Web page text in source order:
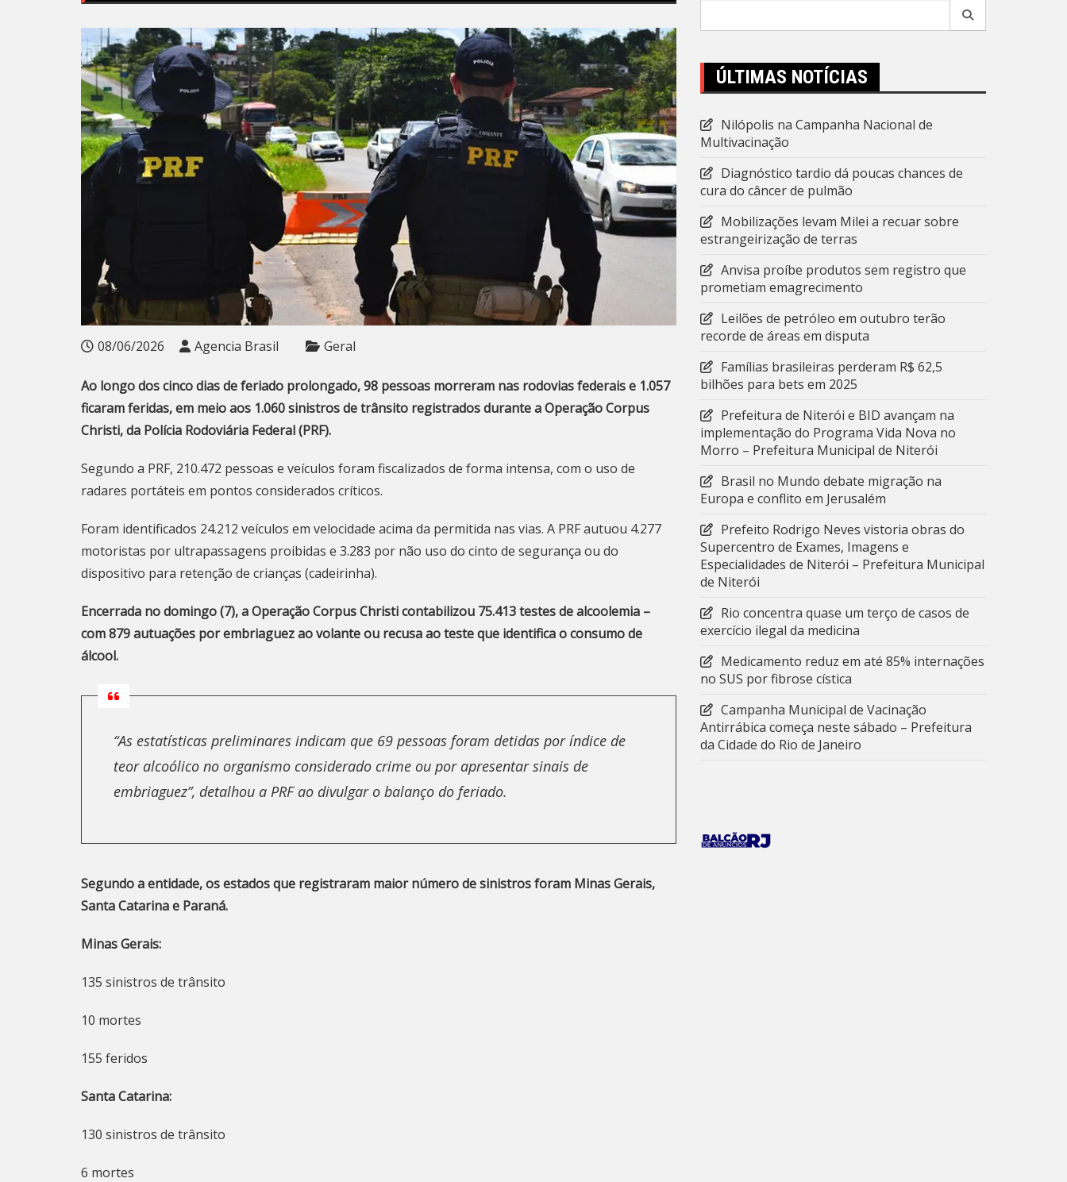
08/06/2026 Agencia Brasil Geral
Ao longo dos cinco dias de feriado prolongado, 98 pessoas morreram nas rodovias federais e 1.057
ficaram feridas, em meio aos 1.060 sinistros de trânsito registrados durante a Operação Corpus
Christi, da Polícia Rodoviária Federal (PRF).
Segundo a PRF, 210.472 pessoas e veículos foram fiscalizados de forma intensa, com o uso de
radares portáteis em pontos considerados críticos.
Foram identificados 24.212 veículos em velocidade acima da permitida nas vias. A PRF autuou 4.277
motoristas por ultrapassagens proibidas e 3.283 por não uso do cinto de segurança ou do
dispositivo para retenção de crianças (cadeirinha).
Encerrada no domingo (7), a Operação Corpus Christi contabilizou 75.413 testes de alcoolemia –
com 879 autuações por embriaguez ao volante ou recusa ao teste que identifica o consumo de
álcool.
“As estatísticas preliminares indicam que 69 pessoas foram detidas por índice de
teor alcoólico no organismo considerado crime ou por apresentar sinais de
embriaguez”, detalhou a PRF ao divulgar o balanço do feriado.
Segundo a entidade, os estados que registraram maior número de sinistros foram Minas Gerais,
Santa Catarina e Paraná.
Minas Gerais:
135 sinistros de trânsito
10 mortes
155 feridos
Santa Catarina:
130 sinistros de trânsito
6 mortes
ÚLTIMAS NOTÍCIAS
Nilópolis na Campanha Nacional de
Multivacinação
Diagnóstico tardio dá poucas chances de
cura do câncer de pulmão
Mobilizações levam Milei a recuar sobre
estrangeirização de terras
Anvisa proíbe produtos sem registro que
prometiam emagrecimento
Leilões de petróleo em outubro terão
recorde de áreas em disputa
Famílias brasileiras perderam R$ 62,5
bilhões para bets em 2025
Prefeitura de Niterói e BID avançam na
implementação do Programa Vida Nova no
Morro – Prefeitura Municipal de Niterói
Brasil no Mundo debate migração na
Europa e conflito em Jerusalém
Prefeito Rodrigo Neves vistoria obras do
Supercentro de Exames, Imagens e
Especialidades de Niterói – Prefeitura Municipal
de Niterói
Rio concentra quase um terço de casos de
exercício ilegal da medicina
Medicamento reduz em até 85% internações
no SUS por fibrose cística
Campanha Municipal de Vacinação
Antirrábica começa neste sábado – Prefeitura
da Cidade do Rio de Janeiro